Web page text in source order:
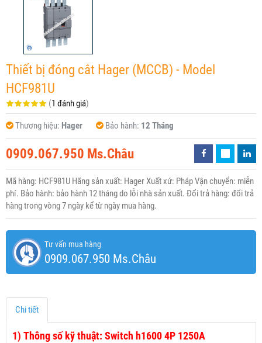
Thiết bị đóng cắt Hager (MCCB) - Model
HCF981U
(1 đánh giá)
Thương hiệu: Hager Bảo hành: 12 Tháng
0909.067.950 Ms.Châu
Mã hàng: HCF981U Hãng sản xuất: Hager Xuất xứ: Pháp Vận chuyển: miễn
phí. Bảo hành: bảo hành 12 tháng do lỗi nhà sản xuất. Đổi trả hàng: đổi trả
hàng trong vòng 7 ngày kể từ ngày mua hàng.
Tư vấn mua hàng
0909.067.950 Ms.Châu
Chi tiết
1) Thông số kỹ thuật: Switch h1600 4P 1250A